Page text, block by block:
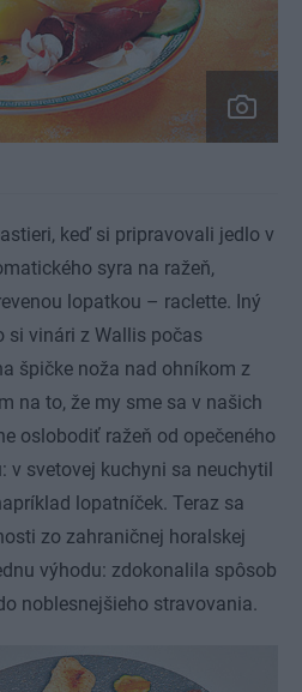
keď si pripravovali jedlo v
syra na ražeň,
lopatkou – raclette. Iný
si vinári z Wallis počas
špičke noža nad ohníkom z
na to, že my sme sa v našich
oslobodiť ražeň od opečeného
v svetovej kuchyni sa neuchytil
lopatníček. Teraz sa
zo zahraničnej horalskej
výhodu: zdokonalila spôsob
noblesnejšieho stravovania.